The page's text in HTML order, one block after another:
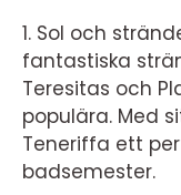
1. Sol och
fantastiska
Teresitas och
populära. Med
Teneriffa ett
badsemester.